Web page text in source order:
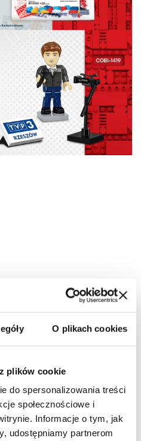
O plikach cookies
plików cookie
do spersonalizowania treści
społecznościowe i
Informacje o tym, jak
udostępniamy partnerom
Klocek tor łuk R88
wieku poniżej 3 lat. Zawiera
połknięte lub wchłonięte